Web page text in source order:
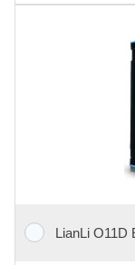
LianLi O11D